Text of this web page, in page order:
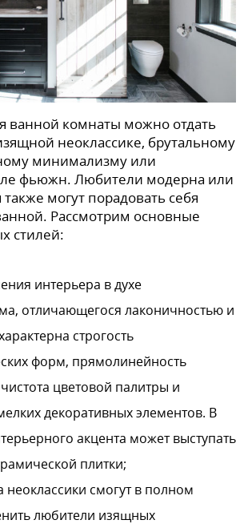
ванной комнаты можно отдать
неоклассике, брутальному
минимализму или
фьюжн. Любители модерна или
также могут порадовать себя
Рассмотрим основные
стилей:
интерьера в духе
отличающегося лаконичностью и
строгость
форм, прямолинейность
цветовой палитры и
декоративных элементов. В
акцента может выступать
плитки;
неоклассики смогут в полном
любители изящных